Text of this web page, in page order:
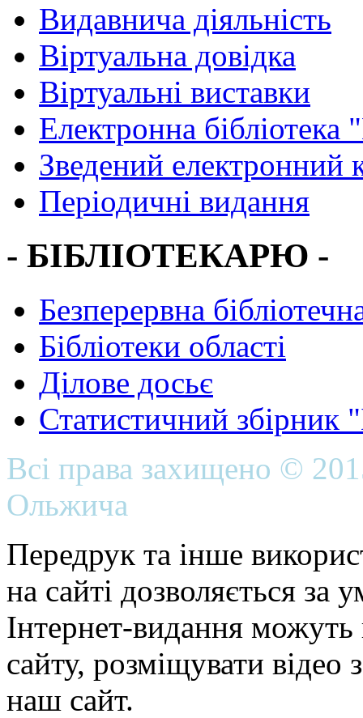
Видавнича діяльність
Віртуальна довідка
Віртуальні виставки
Електронна
Зведений електронний
Періодичні видання
- БІБЛІОТЕКАРЮ -
Безперервна
Бібліотеки області
Ділове досьє
Статистичний
Всі права захищено ©
Ольжича
Передрук та інше
на сайті дозволяється
Інтернет-видання можуть
сайту, розміщувати відео
наш сайт.